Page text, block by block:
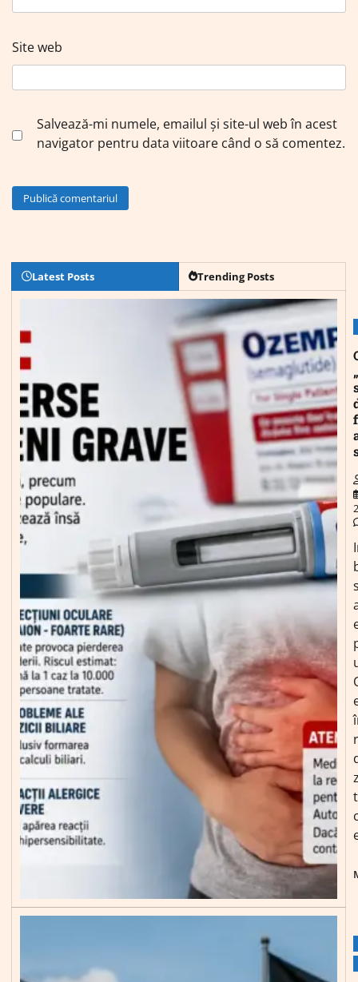
Site web
Salvează-mi numele, emailul și site-ul web în acest
navigator pentru data viitoare când o să comentez.
Latest Posts Trending Posts